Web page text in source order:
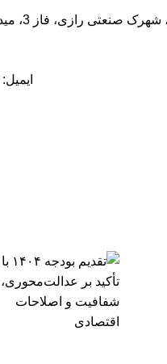
فاز 3، میدان توسعه، بلوار پیشتازان
ایمیل: